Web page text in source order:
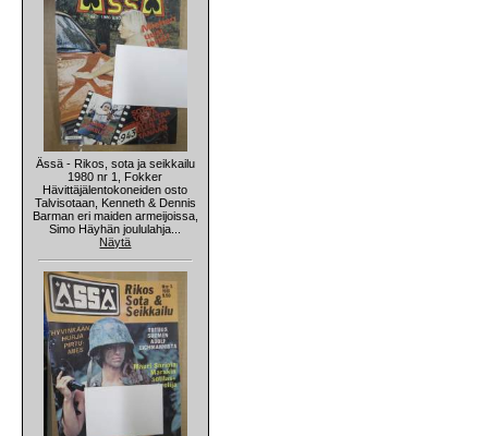
Ässä - Rikos, sota ja seikkailu
1980 nr 1, Fokker
Hävittäjälentokoneiden osto
Talvisotaan, Kenneth & Dennis
Barman eri maiden armeijoissa,
Simo Häyhän joululahja...
Näytä